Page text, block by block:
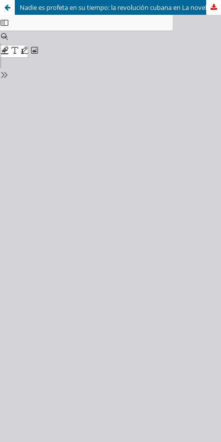
Nadie es profeta en su tiempo: la revolución cubana en La novela de mi vida de Leonardo Padura Fuentes